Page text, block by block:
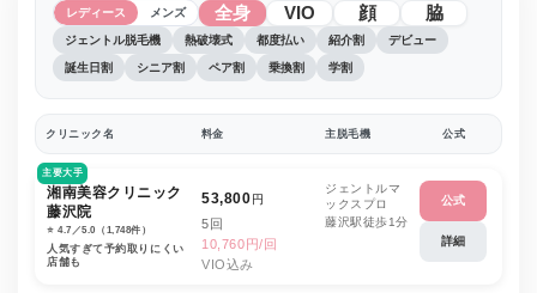
レディース メンズ 全身 VIO 顔 脇
ジェントル脱毛機 熱破壊式 都度払い 紹介割 デビュー
誕生日割 シニア割 ペア割 乗換割 学割
クリニック名 料金 主脱毛機 公式
主要大手
湘南美容クリニック
藤沢院
⭐️ 4.7／5.0（1,748件）
人気すぎて予約取りにくい
店舗も
53,800円
5回
10,760円/回
VIO込み
ジェントルマ
ックスプロ
藤沢駅徒歩1分
公式
詳細